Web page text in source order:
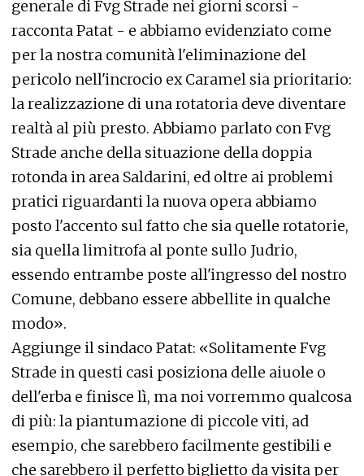
generale di Fvg Strade nei giorni scorsi -
racconta Patat - e abbiamo evidenziato come
per la nostra comunità l'eliminazione del
pericolo nell'incrocio ex Caramel sia prioritario:
la realizzazione di una rotatoria deve diventare
realtà al più presto. Abbiamo parlato con Fvg
Strade anche della situazione della doppia
rotonda in area Saldarini, ed oltre ai problemi
pratici riguardanti la nuova opera abbiamo
posto l'accento sul fatto che sia quelle rotatorie,
sia quella limitrofa al ponte sullo Judrio,
essendo entrambe poste all'ingresso del nostro
Comune, debbano essere abbellite in qualche
modo».
Aggiunge il sindaco Patat: «Solitamente Fvg
Strade in questi casi posiziona delle aiuole o
dell'erba e finisce lì, ma noi vorremmo qualcosa
di più: la piantumazione di piccole viti, ad
esempio, che sarebbero facilmente gestibili e
che sarebbero il perfetto biglietto da visita per